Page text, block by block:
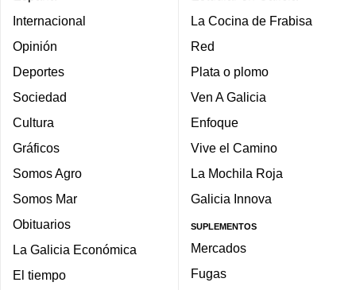
Internacional
Opinión
Deportes
Sociedad
Cultura
Gráficos
Somos Agro
Somos Mar
Obituarios
La Galicia Económica
El tiempo
La Cocina de Frabisa
Red
Plata o plomo
Ven A Galicia
Enfoque
Vive el Camino
La Mochila Roja
Galicia Innova
SUPLEMENTOS
Mercados
Fugas